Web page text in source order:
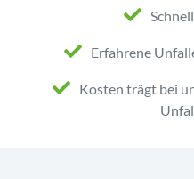
Erfahrene
Kosten trägt bei